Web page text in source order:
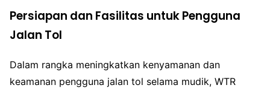
Persiapan dan Fasilitas untuk Pengguna
Jalan Tol
Dalam rangka meningkatkan kenyamanan dan
keamanan pengguna jalan tol selama mudik, WTR